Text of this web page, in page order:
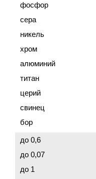
фосфор
сера
никель
хром
алюминий
титан
церий
свинец
бор
до 0,6
до 0,07
до 1